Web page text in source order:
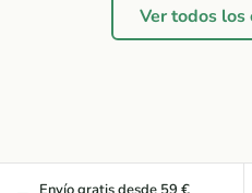
Ver todos los